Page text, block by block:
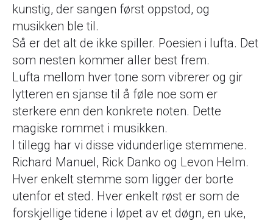
kunstig, der sangen først oppstod, og
musikken ble til.
Så er det alt de ikke spiller. Poesien i lufta. Det
som nesten kommer aller best frem.
Lufta mellom hver tone som vibrerer og gir
lytteren en sjanse til å føle noe som er
sterkere enn den konkrete noten. Dette
magiske rommet i musikken.
I tillegg har vi disse vidunderlige stemmene.
Richard Manuel, Rick Danko og Levon Helm.
Hver enkelt stemme som ligger der borte
utenfor et sted. Hver enkelt røst er som de
forskjellige tidene i løpet av et døgn, en uke,